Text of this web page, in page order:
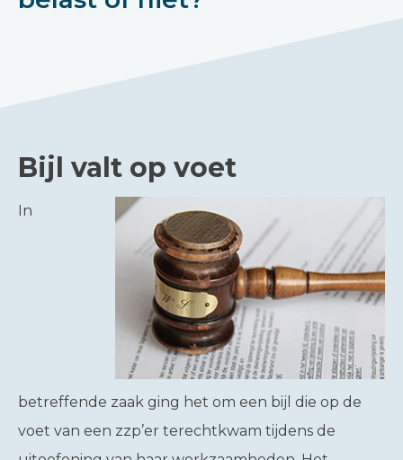
Bijl valt op voet
In
betreffende zaak ging het om een bijl die op de
voet van een zzp’er terechtkwam tijdens de